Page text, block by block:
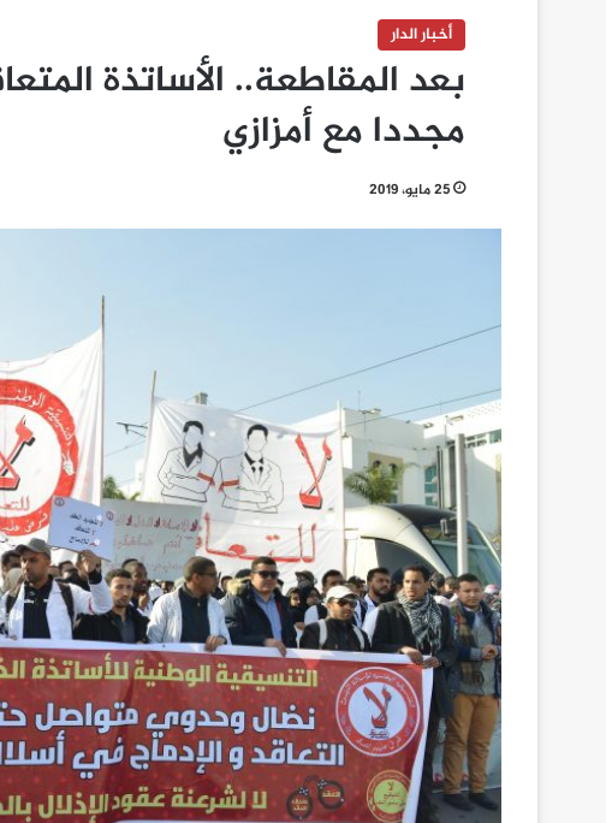
أخبار الدار
بعد المقاطعة.. الأساتذة
مجددا مع أمزازي
25 مايو، 2019